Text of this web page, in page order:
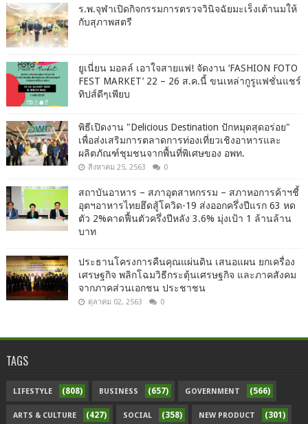
ร.พ.จุฬาเปิดกิจกรรมการตรวจวินิจฉัยมะเร็งเต้านมให้
กับสุภาพสตรี
ยูเนี่ยน มอลล์ เอาใจสายแฟ! จัดงาน ‘FASHION FOTO
FEST MARKET’ 22 – 26 ส.ค.นี้ ขนเหล่ากูรูแฟชั่นแชร์
ทิปส์ดีๆเพียบ
พิธีเปิดงาน "Delicious Destination ปักหมุดสุดอร่อย"
เพื่อส่งเสริมการตลาดการท่องเที่ยวเชิงอาหารและ
ผลิตภัณฑ์ชุมชนจากพื้นที่พิเศษของ อพท.
สิงหาคม 25, 2563 0
สถาบันอาหาร – สภาอุตสาหกรรม – สภาหอการค้าฯชี้
อุตฯอาหารไทยฮึดสู้โควิด-19 ส่งออกครึ่งปีแรก 63 หด
ตัว 2%คาดฟื้นตัวครึ่งปีหลัง 3.6% มุ่งเป้า 1 ล้านล้าน
บาท
ประธานโครงการคืนคุณแผ่นดิน เสนอแผน ยกเครื่อง
เศรษฐกิจ พลิกโฉมวิธีกระตุ้นเศรษฐกิจ และภาคสังคม
จากภาคส่วนเอกชน ประชาชน
ตุลาคม 02, 2563 0
TAGS
LIFESTYLE (808) BUSINESS (657) GOVERNMENT (566)
ARTS & CULTURE (427) SOCIAL (358) NEW PRODUCT (301)